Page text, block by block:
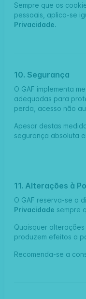
Sempre que os
pessoais, aplica-se
Privacidade.
10. Segurança
O GAF implementa
adequadas para
perda, acesso não
Apesar destas
segurança absoluta
11. Alterações à
O GAF reserva-se o
Privacidade sempre
Quaisquer
produzem efeitos a
Recomenda-se a